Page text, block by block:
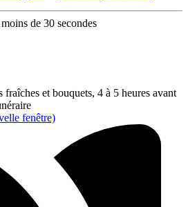
de 30 secondes
et bouquets, 4 à 5 heures avant
fenêtre)